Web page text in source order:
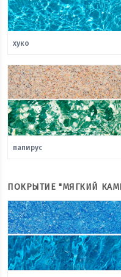
хуко
папирус
ПОКРЫТИЕ "МЯГКИЙ